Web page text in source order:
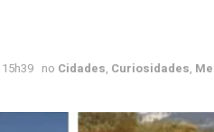
no Cidades, Curiosidades,